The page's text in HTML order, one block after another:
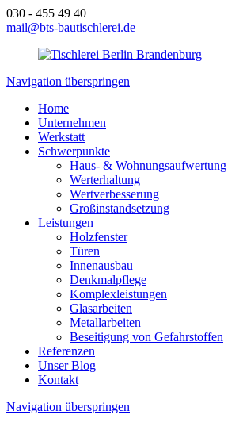
030 - 455 49 40
mail@bts-bautischlerei.de
Navigation überspringen
Home
Unternehmen
Werkstatt
Schwerpunkte
Haus- & Wohnungsaufwertung
Werterhaltung
Wertverbesserung
Großinstandsetzung
Leistungen
Holzfenster
Türen
Innenausbau
Denkmalpflege
Komplexleistungen
Glasarbeiten
Metallarbeiten
Beseitigung von Gefahrstoffen
Referenzen
Unser Blog
Kontakt
Navigation überspringen